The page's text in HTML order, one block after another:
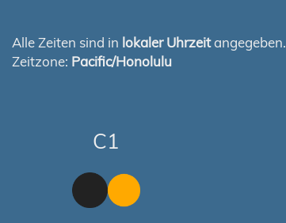
Alle Zeiten sind in lokaler Uhrzeitangegeben.
Zeitzone: Pacific/Honolulu
C1